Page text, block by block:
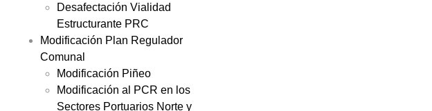
Desafectación Vialidad
Estructurante PRC
Modificación Plan Regulador
Comunal
Modificación Piñeo
Modificación al PCR en los
Sectores Portuarios Norte y